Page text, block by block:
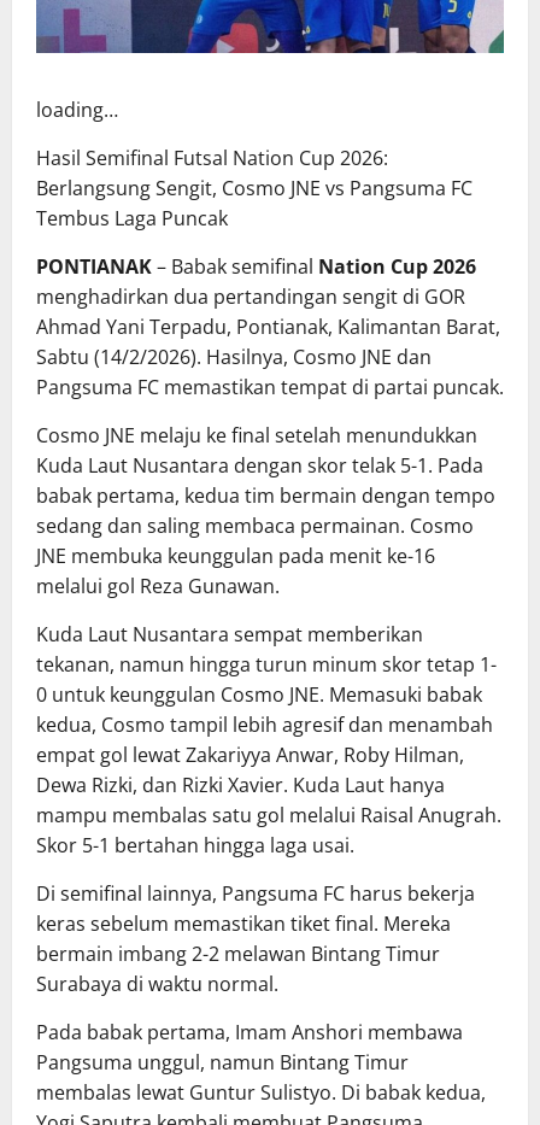
loading…
Hasil Semifinal Futsal Nation Cup 2026:
Berlangsung Sengit, Cosmo JNE vs Pangsuma FC
Tembus Laga Puncak
PONTIANAK– Babak semifinal Nation Cup 2026
menghadirkan dua pertandingan sengit di GOR
Ahmad Yani Terpadu, Pontianak, Kalimantan Barat,
Sabtu (14/2/2026). Hasilnya, Cosmo JNE dan
Pangsuma FC memastikan tempat di partai puncak.
Cosmo JNE melaju ke final setelah menundukkan
Kuda Laut Nusantara dengan skor telak 5-1. Pada
babak pertama, kedua tim bermain dengan tempo
sedang dan saling membaca permainan. Cosmo
JNE membuka keunggulan pada menit ke-16
melalui gol Reza Gunawan.
Kuda Laut Nusantara sempat memberikan
tekanan, namun hingga turun minum skor tetap 1-
0 untuk keunggulan Cosmo JNE. Memasuki babak
kedua, Cosmo tampil lebih agresif dan menambah
empat gol lewat Zakariyya Anwar, Roby Hilman,
Dewa Rizki, dan Rizki Xavier. Kuda Laut hanya
mampu membalas satu gol melalui Raisal Anugrah.
Skor 5-1 bertahan hingga laga usai.
Di semifinal lainnya, Pangsuma FC harus bekerja
keras sebelum memastikan tiket final. Mereka
bermain imbang 2-2 melawan Bintang Timur
Surabaya di waktu normal.
Pada babak pertama, Imam Anshori membawa
Pangsuma unggul, namun Bintang Timur
membalas lewat Guntur Sulistyo. Di babak kedua,